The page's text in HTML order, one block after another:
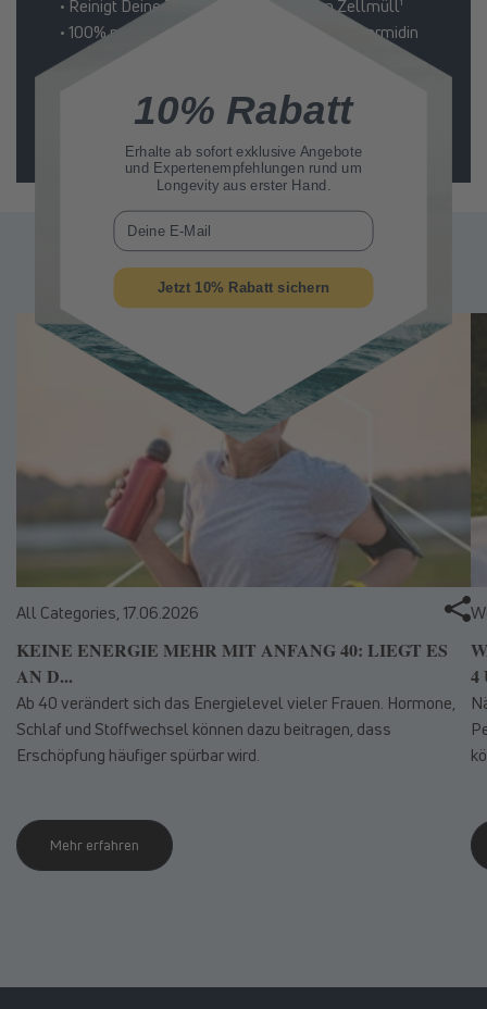
• Reinigt Deine Zellen von schädlichem Zellmüll¹
• 100% natürliches & klinisch getestetes² Spermidin
Jetzt kaufen
Ähnliche Beitrage
All Categories, 17.06.2026
KEINE ENERGIE MEHR MIT ANFANG 40: LIEGT ES
AN D...
Ab 40 verändert sich das Energielevel vieler Frauen. Hormone,
Schlaf und Stoffwechsel können dazu beitragen, dass
Erschöpfung häufiger spürbar wird.
Mehr erfahren
4
10% Rabatt
Erhalte ab sofortexklusive Angebote
und Expertenempfehlungen rund um
Longevity aus erster Hand.
E-Mail
Jetzt 10% Rabatt sichern